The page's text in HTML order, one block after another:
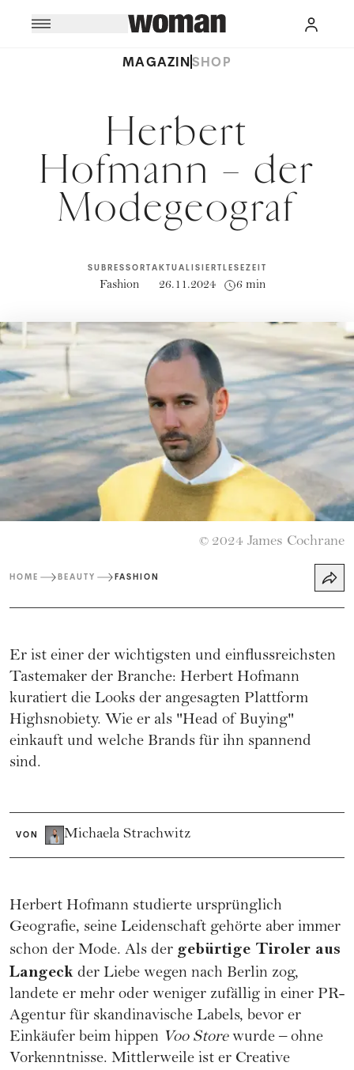
MAGAZINSHOP
Herbert
Hofmann – der
Modegeograf
SUBRESSORT
Fashion
AKTUALISIERT
26.11.2024
LESEZEIT
6 min
© 2024 James Cochrane
HOME BEAUTY FASHION
Er ist einer der wichtigsten und einflussreichsten
Tastemaker der Branche: Herbert Hofmann
kuratiert die Looks der angesagten Plattform
Highsnobiety. Wie er als "Head of Buying"
einkauft und welche Brands für ihn spannend
sind.
VON Michaela Strachwitz
Herbert Hofmann studierte ursprünglich
Geografie, seine Leidenschaft gehörte aber immer
schon der Mode. Als der gebürtige Tiroler aus
Langeck der Liebe wegen nach Berlin zog,
landete er mehr oder weniger zufällig in einer PR-
Agentur für skandinavische Labels, bevor er
Einkäufer beim hippen Voo Storewurde – ohne
Vorkenntnisse. Mittlerweile ist er Creative